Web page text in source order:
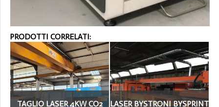
PRODOTTI CORRELATI:
TAGLIO LASER 4KW CO2
LASER BYSTRONI BYSPRINT